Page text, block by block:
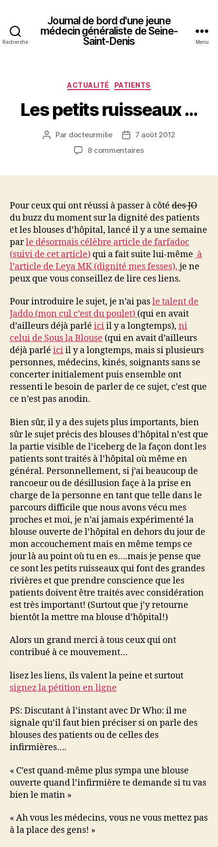
Recherche
Journal de bord d'une jeune
médecin généraliste de Seine-
Saint-Denis
Menu
Catégories
ACTUALITÉ PATIENTS
Les petits ruisseaux …
Auteur
Par docteurmilie
Date
de
7 août 2012
8 commentairessur
Pour ceux qui ont réussi à passer à côté des JO
du buzz du moment sur la dignité des patients
et les blouses d’hôpital, lancé il y a une semaine
parle désormais célèbre article de farfadoc
(suivi de cet article) qui a fait suite lui-même à
l’article de Leya MK (dignité mes fesses), je ne
peux que vous conseillez de lire ces liens.
Pour introduire le sujet, je n’ai pasle talent de
Jaddo (mon cul c’est du poulet) (qui en avait
d’ailleurs déjà parlé iciil y a longtemps), ni
celui de Sous la Blouse (qui en avait d’ailleurs
déjà parlé iciil y a longtemps, mais si plusieurs
personnes, médecins, kinés, soignants sans se
concerter initialement puis ensemble ont
ressenti le besoin de parler de ce sujet, c’est que
ce n’est pas anodin.
Bien sûr, il y a des sujets plus importants, bien
sûr le sujet précis des blouses d’hôpital n’est que
la partie visible de l’iceberg de la façon dont les
patients sont traités à l’hôpital où même en
général. Personnellement, si j’ai beaucoup de
rancoeur ou de désillusion façe à la prise en
charge de la personne en tant que telle dans le
parcours difficile que nous avons vécu mes
proches et moi, je n’ai jamais expérimenté la
blouse ouverte de l’hôpital en dehors du jour de
mon accouchement mais en même temps ce
jour là au point où tu en es….mais je pense que
ce sont les petits ruisseaux qui font des grandes
rivières et que prendre conscience que les
patients doivent être traités avec considération
est très important! (Surtout que j’y retourne
bientôt la mettre ma blouse d’hôpital!)
Alors un grand merci à tous ceux qui ont
contribué à ce mouvement…
lisez les liens, ils valent la peine et surtout
signez la pétition en ligne
PS: Discutant à l’instant avec Dr Who: il me
signale qu’il faut bien préciser si on parle des
blouses des patients ou de celles des
infirmières….
« C’est quand-même plus sympa une blouse
ouverte quand l’infirmière te demande si tu vas
bien le matin »
« Ah vous les médecins, vous ne vous mettez pas
à la place des gens! »